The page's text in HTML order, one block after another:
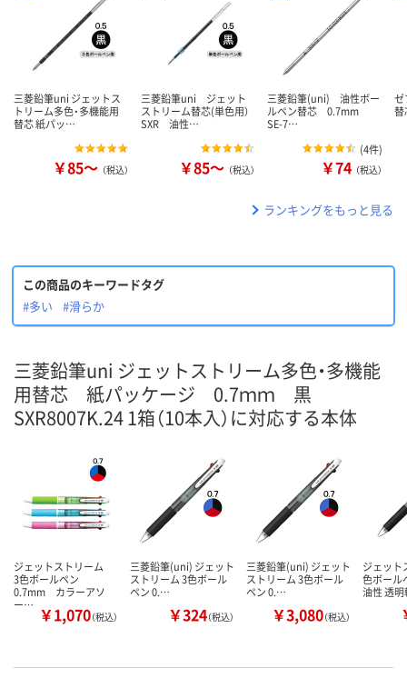
三菱鉛筆uni ジェットス
トリーム多色・多機能用
替芯 紙パッ…
￥85～ （税込）
三菱鉛筆uni ジェット
ストリーム替芯(単色用）
SXR 油性…
￥85～ （税込）
三菱鉛筆(uni) 油性ボー
ルペン替芯 0.7mm
SE-7…
(4件)
￥74 （税込）
ランキングをもっと見る
この商品のキーワードタグ
#多い
#滑らか
三菱鉛筆uni ジェットストリーム多色・多機能
用替芯 紙パッケージ 0.7ｍｍ 黒
SXR8007K.24 1箱（10本入）に対応する本体
ジェットストリーム
3色ボールペン
0.7mm カラーアソ
ー… ￥1,070（税込）
三菱鉛筆(uni) ジェット
ストリーム 3色ボール
ペン 0.…
￥324（税込）
三菱鉛筆(uni) ジェット
ストリーム 3色ボール
ペン 0.…
￥3,080（税込）
ジェット
色ボール
油性 透